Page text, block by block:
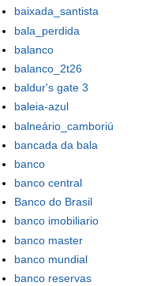
baixada_santista
bala_perdida
balanco
balanco_2t26
baldur's gate 3
baleia-azul
balneário_camboriú
bancada da bala
banco
banco central
Banco do Brasil
banco imobiliario
banco master
banco mundial
banco reservas